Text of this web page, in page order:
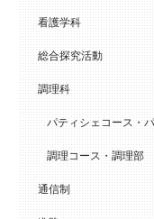
看護学科
総合探究活動
調理科
パティシェコース・
調理コース・調理部
通信制